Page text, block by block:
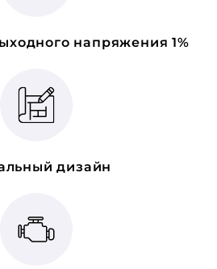
напряжения 1%
дизайн